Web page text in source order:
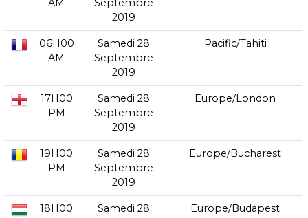
AM
Septembre
2019
06H00
AM
Samedi 28
Septembre
2019
Pacific/Tahiti
17H00
PM
Samedi 28
Septembre
2019
Europe/London
19H00
PM
Samedi 28
Septembre
2019
Europe/Bucharest
18H00
Samedi 28
Europe/Budapest